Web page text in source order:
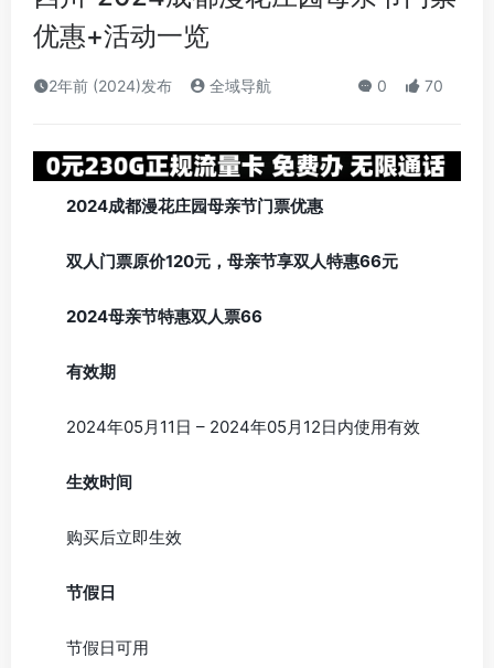
优惠+活动一览
2年前 (2024)发布 全域导航 0 70
2024成都漫花庄园母亲节门票优惠
双人门票原价120元，母亲节享双人特惠66元
2024母亲节特惠双人票66
有效期
2024年05月11日 – 2024年05月12日内使用有效
生效时间
购买后立即生效
节假日
节假日可用